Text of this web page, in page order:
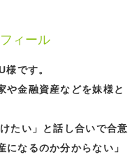
ィール
です。
や金融資産などを妹様と
たい」と話し合いで合意
になるのか分からない」